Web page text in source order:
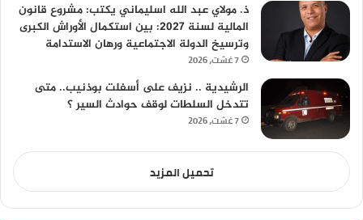
ذ. مولاي عبد الله اسليماني يكتب: مشروع قانون
المالية لسنة 2027: بين استكمال الأوراش الكبرى
وترسيخ الدولة الاجتماعية ورهان الاستدامة
7 غشت، 2026
الرشيدية .. نزيف على أسفلت بوذنيب.. متى
تتدخل السلطات لوقف حوادث السير ؟
7 غشت، 2026
تحميل المزيد